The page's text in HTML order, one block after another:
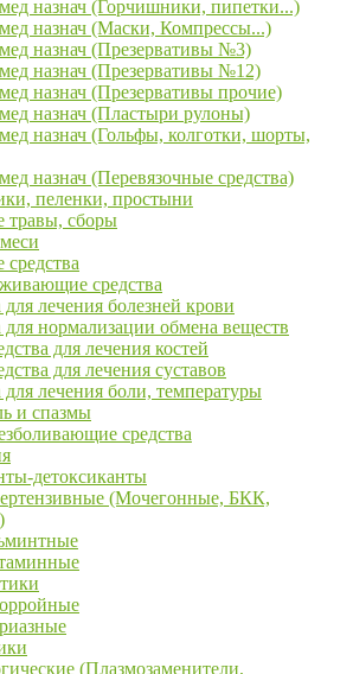
назнач (Горчишники, пипетки...)
назнач (Маски, Компрессы...)
назнач (Презервативы №3)
назнач (Презервативы №12)
назнач (Презервативы прочие)
назнач (Пластыри рулоны)
назнач (Гольфы, колготки, шорты,
назнач (Перевязочные средства)
пеленки, простыни
травы, сборы
средства
для лечения болезней крови
для нормализации обмена веществ
для лечения костей
для лечения суставов
для лечения боли, температуры
и спазмы
средства
детоксиканты
(Мочегонные, БКК,
(Плазмозаменители,